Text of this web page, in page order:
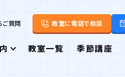
ご質問 教室に電話で相談
教室一覧 季節講座